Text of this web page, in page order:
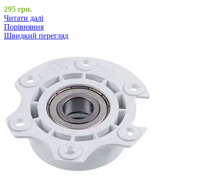
295 грн.
Читати далі
Порівняння
Швидкий перегляд